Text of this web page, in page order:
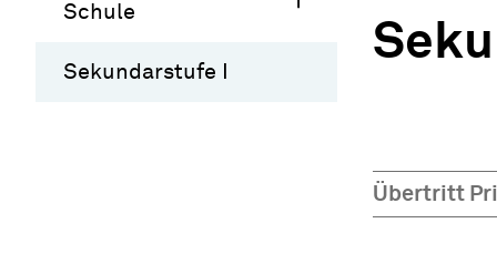
Schule
Sekundarstufe I
Übertritt